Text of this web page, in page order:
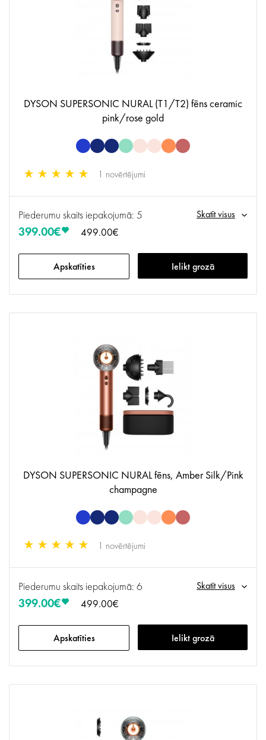
DYSON SUPERSONIC NURAL (T1/T2) fēns ceramic
pink/rose gold
1 novērtējumi
Piederumu skaits iepakojumā: 5 Skatīt visus
399.00€ 499.00€
Apskatīties Ielikt grozā
DYSON SUPERSONIC NURAL fēns, Amber Silk/Pink
champagne
1 novērtējumi
Piederumu skaits iepakojumā: 6 Skatīt visus
399.00€ 499.00€
Apskatīties Ielikt grozā